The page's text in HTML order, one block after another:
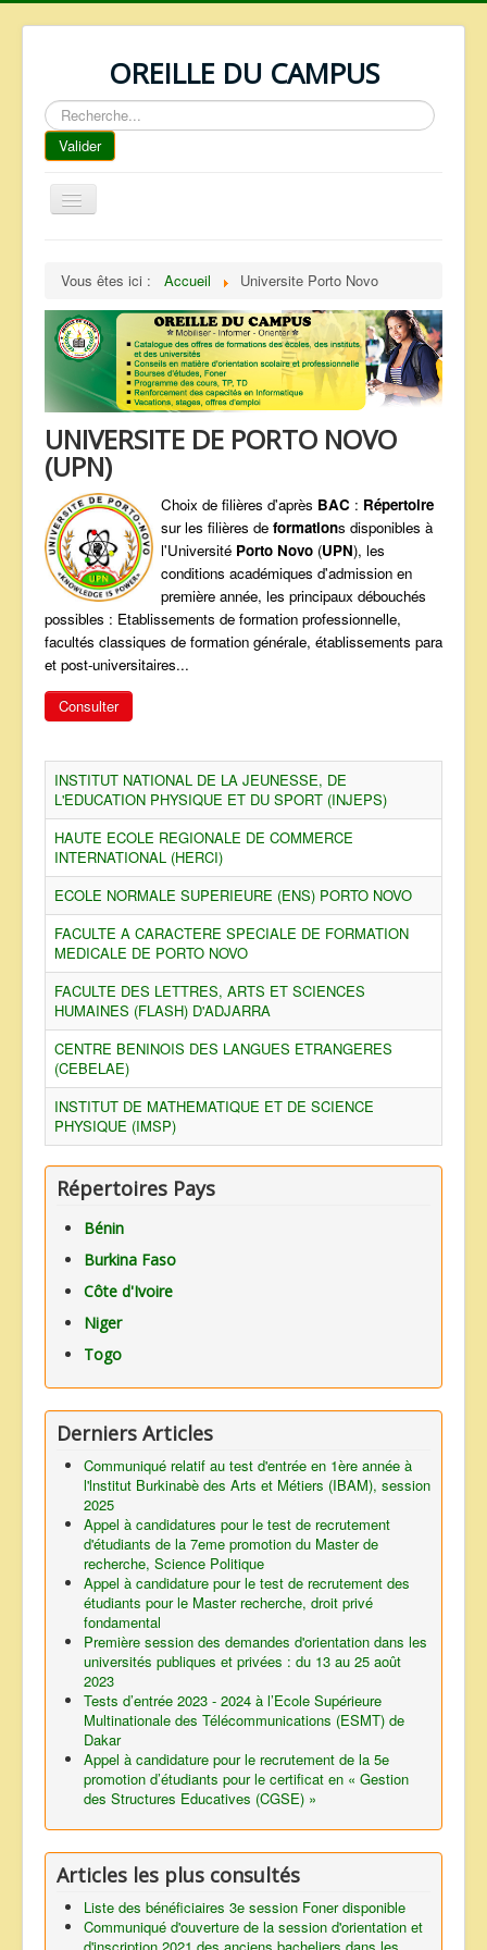
OREILLE DU CAMPUS
Rechercher
Valider
Basculer
la
REPERTOIRE
QUI SOMMES NOUS ?
NOS SERVICES
FAQ
CONTACTS
TELECHARGEMENTS
ANNONCES
Vous êtes ici : Accueil Universite Porto Novo
UNIVERSITE DE PORTO NOVO
(UPN)
Choix de filières d'après BAC : Répertoire
sur les filières de formations disponibles à
l'Université Porto Novo (UPN), les
conditions académiques d'admission en
première année, les principaux débouchés
possibles : Etablissements de formation professionnelle,
facultés classiques de formation générale, établissements para
et post-universitaires...
Consulter
INSTITUT NATIONAL DE LA JEUNESSE, DE
L'EDUCATION PHYSIQUE ET DU SPORT (INJEPS)
HAUTE ECOLE REGIONALE DE COMMERCE
INTERNATIONAL (HERCI)
ECOLE NORMALE SUPERIEURE (ENS) PORTO NOVO
FACULTE A CARACTERE SPECIALE DE FORMATION
MEDICALE DE PORTO NOVO
FACULTE DES LETTRES, ARTS ET SCIENCES
HUMAINES (FLASH) D'ADJARRA
CENTRE BENINOIS DES LANGUES ETRANGERES
(CEBELAE)
INSTITUT DE MATHEMATIQUE ET DE SCIENCE
PHYSIQUE (IMSP)
Répertoires Pays
Bénin
Burkina Faso
Côte d'Ivoire
Niger
Togo
Derniers Articles
Communiqué relatif au test d'entrée en 1ère année à
l'lnstitut Burkinabè des Arts et Métiers (IBAM), session
2025
Appel à candidatures pour le test de recrutement
d'étudiants de la 7eme promotion du Master de
recherche, Science Politique
Appel à candidature pour le test de recrutement des
étudiants pour le Master recherche, droit privé
fondamental
Première session des demandes d'orientation dans les
universités publiques et privées : du 13 au 25 août
2023
Tests d’entrée 2023 - 2024 à l’Ecole Supérieure
Multinationale des Télécommunications (ESMT) de
Dakar
Appel à candidature pour le recrutement de la 5e
promotion d’étudiants pour le certificat en « Gestion
des Structures Educatives (CGSE) »
Articles les plus consultés
Liste des bénéficiaires 3e session Foner disponible
Communiqué d'ouverture de la session d'orientation et